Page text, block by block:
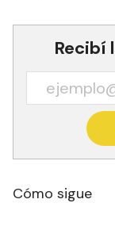
Recibí
Cómo sigue